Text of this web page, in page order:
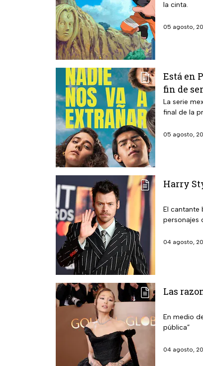
la cinta.
05 agosto,
Está en
fin de
La serie
final de la
05 agosto,
Harry
El cantante
personajes
04 agosto,
Las
En medio
pública”
04 agosto,